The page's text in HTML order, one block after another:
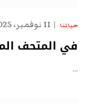
حياتنا 11 نوفمبر، 2025
في المتحف
…